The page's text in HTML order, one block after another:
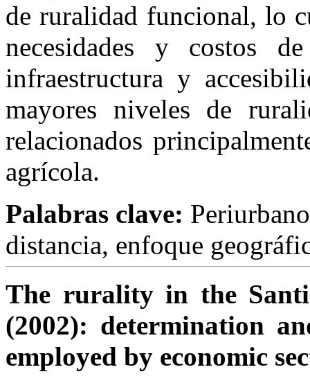
de ruralidad funcional, lo
necesidades y costos
infraestructura y
mayores niveles de
relacionados
agrícola.
Palabras clave:
distancia, enfoque
The rurality in the
(2002): determination
employed by economic